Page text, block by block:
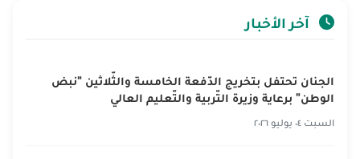
آخر الأخبار
الجنان تحتفل بتخريج الدّفعة الخامسة والثّلاثين "نبض
الوطن" برعاية وزيرة التّربية والتّعليم العالي
السبت ٠٤ يوليو ٢٠٢٦